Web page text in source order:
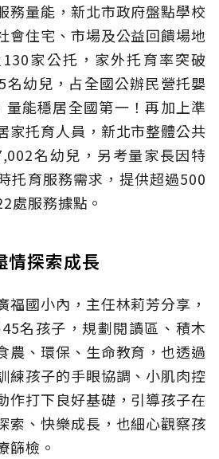
務量能，新北市政府盤點學校
會住宅、市場及公益回饋場地
家公托，家外托育率突破
幼兒，占全國公辦民營托嬰
量能穩居全國第一！再加上準
家托育人員，新北市整體公共
名幼兒，另考量家長因特
托育服務需求，提供超過500
處服務據點。
情探索成長
福國小內，主任林莉芳分享，
名孩子，規劃閱讀區、積木
農、環保、生命教育，也透過
練孩子的手眼協調、小肌肉控
作打下良好基礎，引導孩子在
索、快樂成長，也細心觀察孩
篩檢。